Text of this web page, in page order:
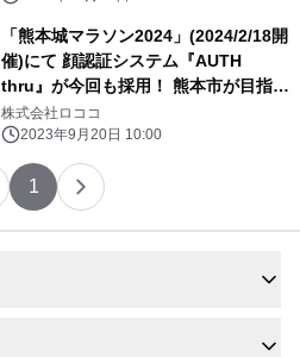
「熊本城マラソン2024」(2024/2/18開
催)にて 顔認証システム『AUTH
thru』が今回も採用！ 熊本市が目指す
スポーツにおけるDXを推進
株式会社ロココ
2023年9月20日 10:00
1